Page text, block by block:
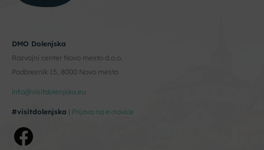
DMO Dolenjska
Razvojni center Novo mesto d.o.o.
Podbreznik 15, 8000 Novo mesto
info@visitdolenjska.eu
#visitdolenjska | Prijava na e-novice